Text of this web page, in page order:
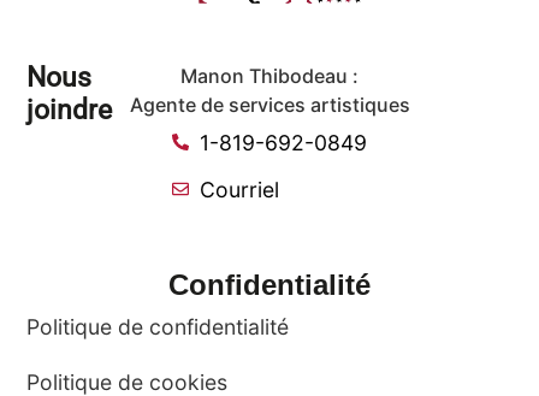
Nous
joindre
Manon Thibodeau :
Agente de services artistiques
1-819-692-0849
Courriel
Confidentialité
Politique de confidentialité
Politique de cookies